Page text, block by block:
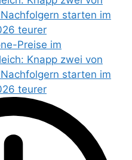
Preise im
Knapp zwei von
starten im
teurer